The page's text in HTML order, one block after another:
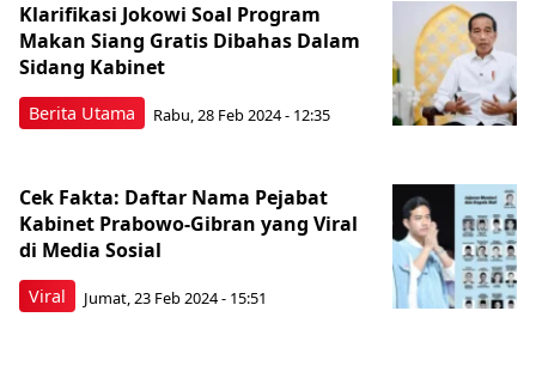
Berita Utama
Klarifikasi Jokowi Soal Program
Makan Siang Gratis Dibahas Dalam
Sidang Kabinet
Rabu, 28 Feb 2024 - 12:35
Viral
Cek Fakta: Daftar Nama Pejabat
Kabinet Prabowo-Gibran yang Viral
di Media Sosial
Jumat, 23 Feb 2024 - 15:51